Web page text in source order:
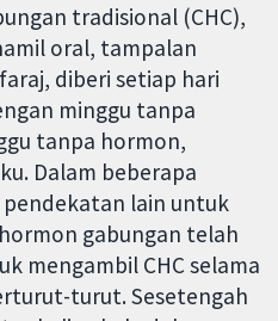
tradisional (CHC),
oral, tampalan
diberi setiap hari
minggu tanpa
tanpa hormon,
Dalam beberapa
lain untuk
gabungan telah
mengambil CHC selama
turut. Sesetengah